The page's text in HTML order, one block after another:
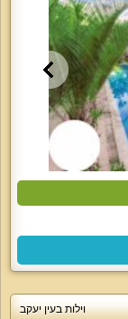
וילות בעין יעקב